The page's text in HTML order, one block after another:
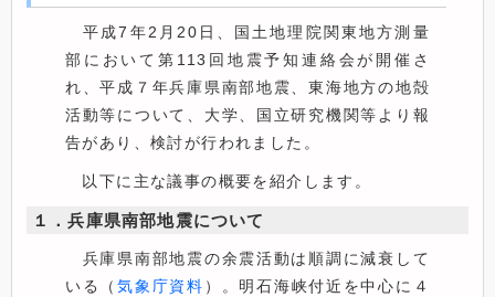
平成7年2月20日、国土地理院関東地方測量
部において第113回地震予知連絡会が開催さ
れ、平成７年兵庫県南部地震、東海地方の地殻
活動等について、大学、国立研究機関等より報
告があり、検討が行われました。
以下に主な議事の概要を紹介します。
１．兵庫県南部地震について
兵庫県南部地震の余震活動は順調に減衰して
いる（気象庁資料 ）。明石海峡付近を中心に４